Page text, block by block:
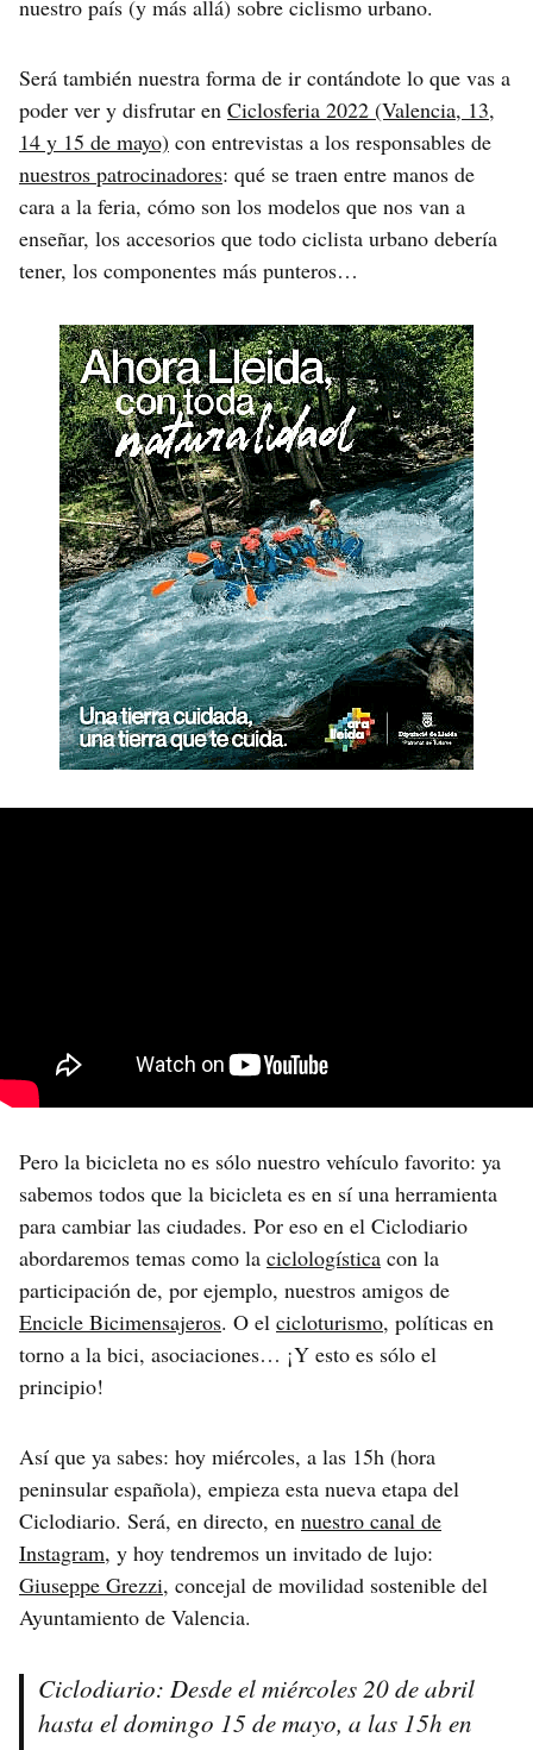
nuestro país (y más allá) sobre ciclismo urbano.
Será también nuestra forma de ir contándote lo que vas a
poder ver y disfrutar en Ciclosferia 2022 (Valencia, 13,
14 y 15 de mayo) con entrevistas a los responsables de
nuestros patrocinadores: qué se traen entre manos de
cara a la feria, cómo son los modelos que nos van a
enseñar, los accesorios que todo ciclista urbano debería
tener, los componentes más punteros…
Pero la bicicleta no es sólo nuestro vehículo favorito: ya
sabemos todos que la bicicleta es en sí una herramienta
para cambiar las ciudades. Por eso en el Ciclodiario
abordaremos temas como la ciclologística con la
participación de, por ejemplo, nuestros amigos de
Encicle Bicimensajeros. O el cicloturismo, políticas en
torno a la bici, asociaciones… ¡Y esto es sólo el
principio!
Así que ya sabes: hoy miércoles, a las 15h (hora
peninsular española), empieza esta nueva etapa del
Ciclodiario. Será, en directo, en nuestro canal de
Instagram, y hoy tendremos un invitado de lujo:
Giuseppe Grezzi, concejal de movilidad sostenible del
Ayuntamiento de Valencia.
Ciclodiario: Desde el miércoles 20 de abril
hasta el domingo 15 de mayo, a las 15h en